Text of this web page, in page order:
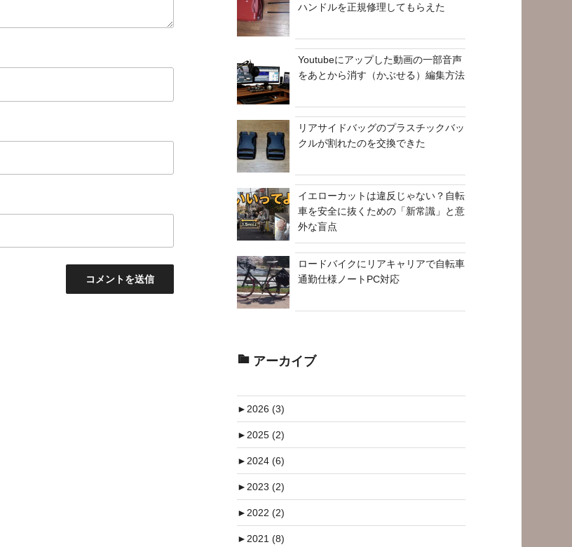
ハンドルを正規修理してもらえた
Youtubeにアップした動画の一部音声
をあとから消す（かぶせる）編集方法
リアサイドバッグのプラスチックバッ
クルが割れたのを交換できた
イエローカットは違反じゃない？自転
車を安全に抜くための「新常識」と意
外な盲点
ロードバイクにリアキャリアで自転車
通勤仕様ノートPC対応
アーカイブ
►2026 (3)
►2025 (2)
►2024 (6)
►2023 (2)
►2022 (2)
►2021 (8)